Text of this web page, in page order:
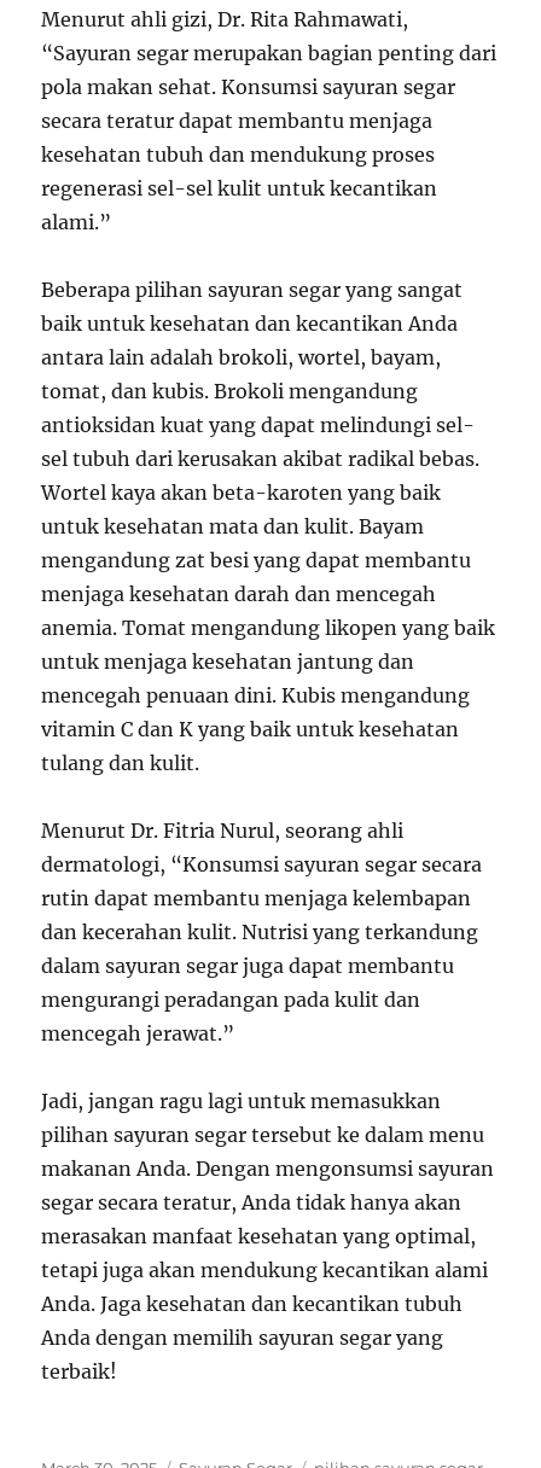
Menurut ahli gizi, Dr. Rita Rahmawati,
“Sayuran segar merupakan bagian penting dari
pola makan sehat. Konsumsi sayuran segar
secara teratur dapat membantu menjaga
kesehatan tubuh dan mendukung proses
regenerasi sel-sel kulit untuk kecantikan
alami.”
Beberapa pilihan sayuran segar yang sangat
baik untuk kesehatan dan kecantikan Anda
antara lain adalah brokoli, wortel, bayam,
tomat, dan kubis. Brokoli mengandung
antioksidan kuat yang dapat melindungi sel-
sel tubuh dari kerusakan akibat radikal bebas.
Wortel kaya akan beta-karoten yang baik
untuk kesehatan mata dan kulit. Bayam
mengandung zat besi yang dapat membantu
menjaga kesehatan darah dan mencegah
anemia. Tomat mengandung likopen yang baik
untuk menjaga kesehatan jantung dan
mencegah penuaan dini. Kubis mengandung
vitamin C dan K yang baik untuk kesehatan
tulang dan kulit.
Menurut Dr. Fitria Nurul, seorang ahli
dermatologi, “Konsumsi sayuran segar secara
rutin dapat membantu menjaga kelembapan
dan kecerahan kulit. Nutrisi yang terkandung
dalam sayuran segar juga dapat membantu
mengurangi peradangan pada kulit dan
mencegah jerawat.”
Jadi, jangan ragu lagi untuk memasukkan
pilihan sayuran segar tersebut ke dalam menu
makanan Anda. Dengan mengonsumsi sayuran
segar secara teratur, Anda tidak hanya akan
merasakan manfaat kesehatan yang optimal,
tetapi juga akan mendukung kecantikan alami
Anda. Jaga kesehatan dan kecantikan tubuh
Anda dengan memilih sayuran segar yang
terbaik!